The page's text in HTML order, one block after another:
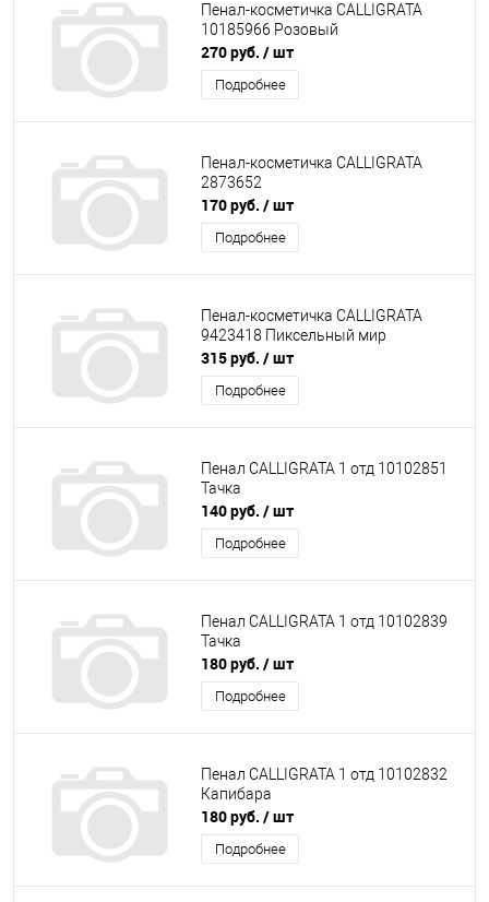
Пенал-косметичка CALLIGRATA
10185966 Розовый
270 руб. / шт
Подробнее
Пенал-косметичка CALLIGRATA
2873652
170 руб. / шт
Подробнее
Пенал-косметичка CALLIGRATA
9423418 Пиксельный мир
315 руб. / шт
Подробнее
Пенал CALLIGRATA 1 отд 10102851
Тачка
140 руб. / шт
Подробнее
Пенал CALLIGRATA 1 отд 10102839
Тачка
180 руб. / шт
Подробнее
Пенал CALLIGRATA 1 отд 10102832
Капибара
180 руб. / шт
Подробнее